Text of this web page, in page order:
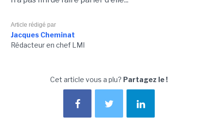
Article rédigé par
Jacques Cheminat
Rédacteur en chef LMI
Cet article vous a plu? Partagez le !